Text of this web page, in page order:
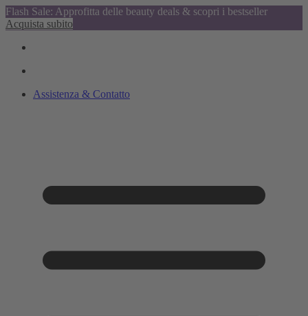
Flash Sale: Approfitta delle beauty deals & scopri i bestseller
Acquista subito
Assistenza & Contatto